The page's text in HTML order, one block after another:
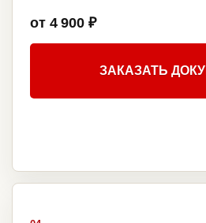
от 4 900 ₽
ЗАКАЗАТЬ